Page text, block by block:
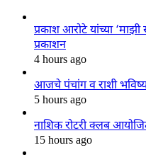
प्रकाश आरोटे यांच्या
प्रकाशन
4 hours ago
आजचे पंचांग व राशी
5 hours ago
नाशिक रोटरी क्लब
15 hours ago